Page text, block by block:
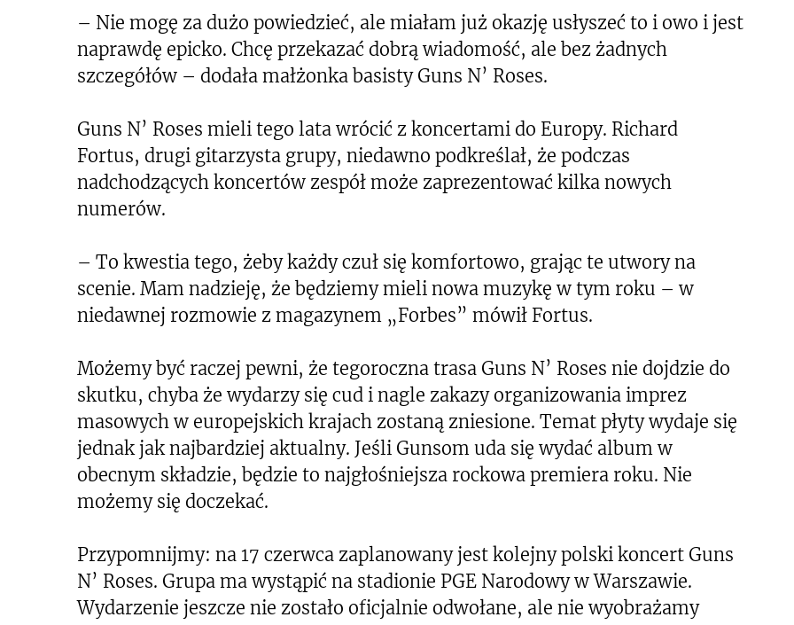
– Nie mogę za dużo powiedzieć, ale miałam już okazję usłyszeć to i owo i jest
naprawdę epicko. Chcę przekazać dobrą wiadomość, ale bez żadnych
szczegółów – dodała małżonka basisty Guns N’ Roses.
Guns N’ Roses mieli tego lata wrócić z koncertami do Europy. Richard
Fortus, drugi gitarzysta grupy, niedawno podkreślał, że podczas
nadchodzących koncertów zespół może zaprezentować kilka nowych
numerów.
– To kwestia tego, żeby każdy czuł się komfortowo, grając te utwory na
scenie. Mam nadzieję, że będziemy mieli nowa muzykę w tym roku – w
niedawnej rozmowie z magazynem „Forbes” mówił Fortus.
Możemy być raczej pewni, że tegoroczna trasa Guns N’ Roses nie dojdzie do
skutku, chyba że wydarzy się cud i nagle zakazy organizowania imprez
masowych w europejskich krajach zostaną zniesione. Temat płyty wydaje się
jednak jak najbardziej aktualny. Jeśli Gunsom uda się wydać album w
obecnym składzie, będzie to najgłośniejsza rockowa premiera roku. Nie
możemy się doczekać.
Przypomnijmy: na 17 czerwca zaplanowany jest kolejny polski koncert Guns
N’ Roses. Grupa ma wystąpić na stadionie PGE Narodowy w Warszawie.
Wydarzenie jeszcze nie zostało oficjalnie odwołane, ale nie wyobrażamy